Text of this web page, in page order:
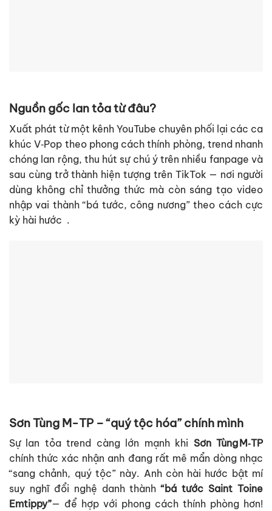
Nguồn gốc lan tỏa từ đâu?
Xuất phát từ một kênh YouTube chuyên phối lại các ca
khúc V‑Pop theo phong cách thính phòng, trend nhanh
chóng lan rộng, thu hút sự chú ý trên nhiều fanpage và
sau cùng trở thành hiện tượng trên TikTok — nơi người
dùng không chỉ thưởng thức mà còn sáng tạo video
nhập vai thành “bá tước, công nương” theo cách cực
kỳ hài hước .
Sơn Tùng M-TP – “quý tộc hóa” chính mình
Sự lan tỏa trend càng lớn mạnh khi Sơn Tùng M‑TP
chính thức xác nhận anh đang rất mê mẩn dòng nhạc
“sang chảnh, quý tộc” này. Anh còn hài hước bật mí
suy nghĩ đổi nghệ danh thành“bá tước Saint Toine
Emtippy”— để hợp với phong cách thính phòng hơn!